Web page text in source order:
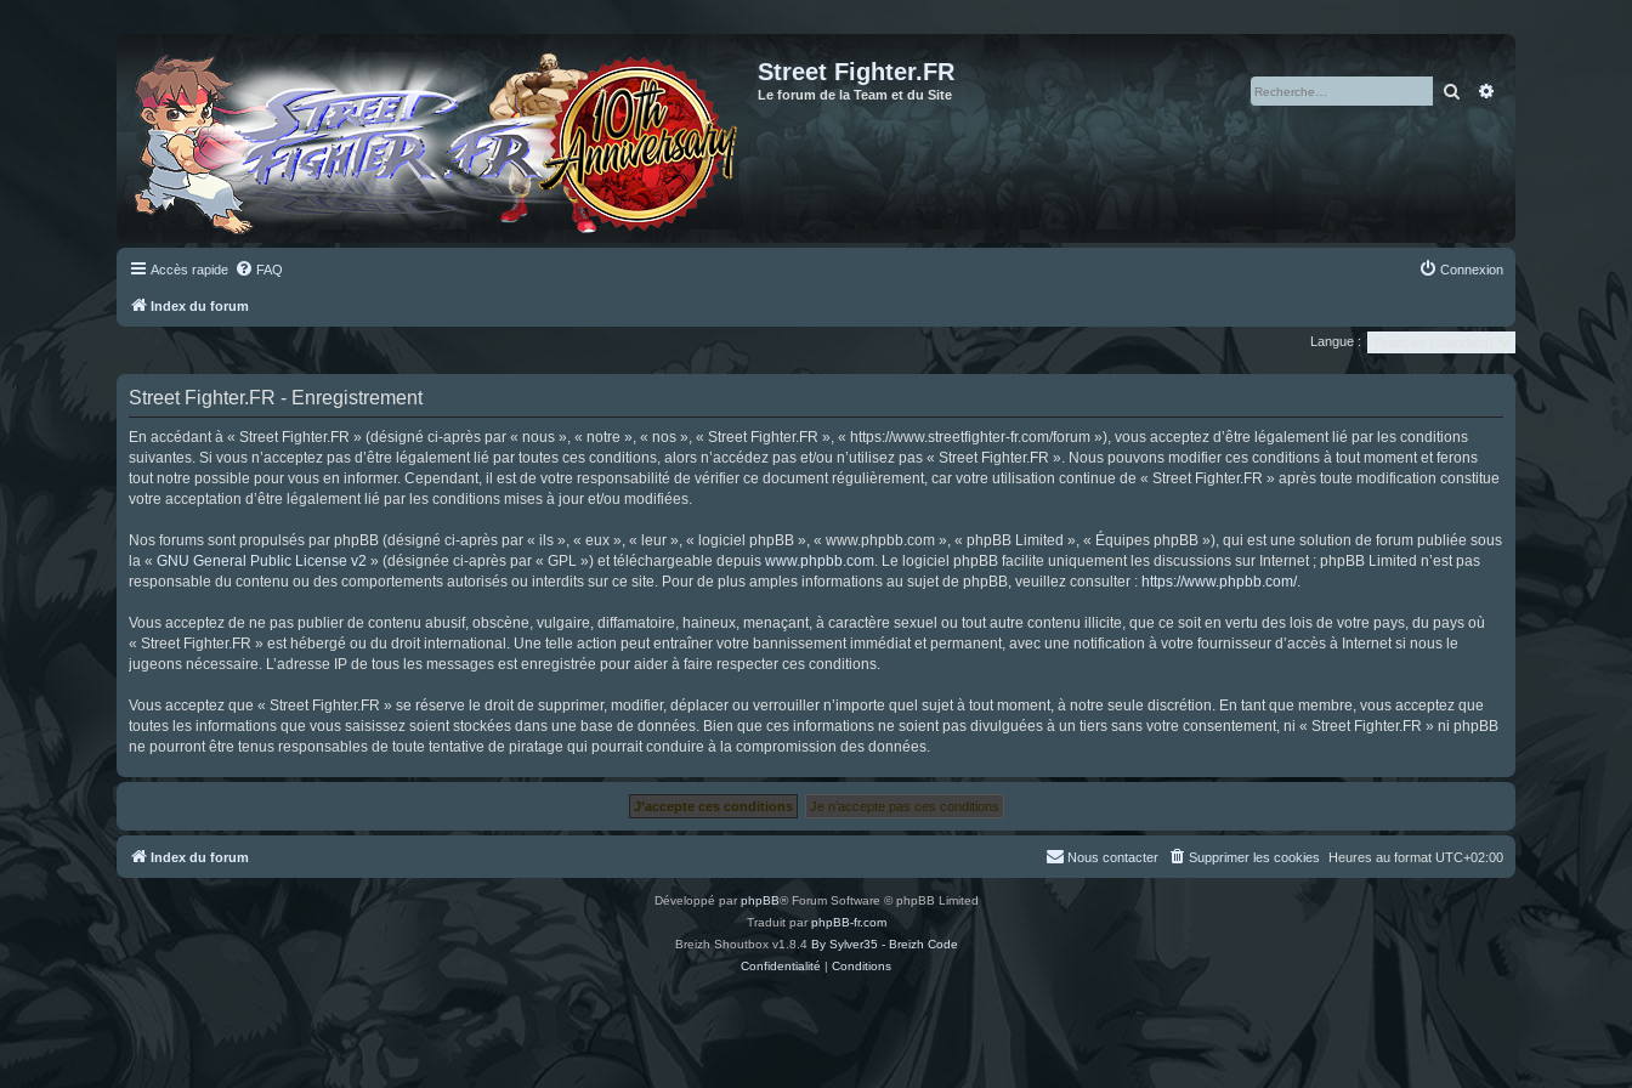
Street Fighter.FR
Le forum de la Team et du Site Rechercher
Accès rapide FAQ Connexion
Index du forum
Langue :
Street Fighter.FR - Enregistrement
En accédant à « Street Fighter.FR » (désigné ci-après par « nous », « notre », « nos », « Street Fighter.FR », « https://www.streetfighter-fr.com/forum »), vous acceptez d’être légalement lié par les conditions
suivantes. Si vous n’acceptez pas d’être légalement lié par toutes ces conditions, alors n’accédez pas et/ou n’utilisez pas « Street Fighter.FR ». Nous pouvons modifier ces conditions à tout moment et ferons
tout notre possible pour vous en informer. Cependant, il est de votre responsabilité de vérifier ce document régulièrement, car votre utilisation continue de « Street Fighter.FR » après toute modification constitue
votre acceptation d’être légalement lié par les conditions mises à jour et/ou modifiées.
Nos forums sont propulsés par phpBB (désigné ci-après par « ils », « eux », « leur », « logiciel phpBB », « www.phpbb.com », « phpBB Limited », « Équipes phpBB »), qui est une solution de forum publiée sous
la « GNU General Public License v2 » (désignée ci-après par « GPL ») et téléchargeable depuis www.phpbb.com . Le logiciel phpBB facilite uniquement les discussions sur Internet ; phpBB Limited n’est pas
responsable du contenu ou des comportements autorisés ou interdits sur ce site. Pour de plus amples informations au sujet de phpBB, veuillez consulter : https://www.phpbb.com/.
Vous acceptez de ne pas publier de contenu abusif, obscène, vulgaire, diffamatoire, haineux, menaçant, à caractère sexuel ou tout autre contenu illicite, que ce soit en vertu des lois de votre pays, du pays où
« Street Fighter.FR » est hébergé ou du droit international. Une telle action peut entraîner votre bannissement immédiat et permanent, avec une notification à votre fournisseur d’accès à Internet si nous le
jugeons nécessaire. L’adresse IP de tous les messages est enregistrée pour aider à faire respecter ces conditions.
Vous acceptez que « Street Fighter.FR » se réserve le droit de supprimer, modifier, déplacer ou verrouiller n’importe quel sujet à tout moment, à notre seule discrétion. En tant que membre, vous acceptez que
toutes les informations que vous saisissez soient stockées dans une base de données. Bien que ces informations ne soient pas divulguées à un tiers sans votre consentement, ni « Street Fighter.FR » ni phpBB
ne pourront être tenus responsables de toute tentative de piratage qui pourrait conduire à la compromission des données.
Index du forum Heures au format UTC+02:00
Supprimer les cookies
Nous contacter
Développé parphpBB® Forum Software © phpBB Limited
Traduit parphpBB-fr.com
Breizh Shoutbox v1.8.4 By Sylver35 - Breizh Code
Confidentialité | Conditions